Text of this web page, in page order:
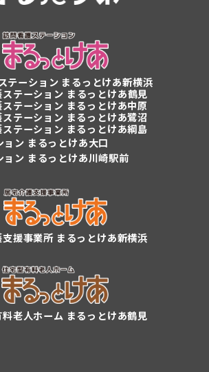
テーション まるっとけあ新横浜
テーション まるっとけあ鶴見
テーション まるっとけあ中原
テーション まるっとけあ鷺沼
テーション まるっとけあ綱島
ン まるっとけあ大口
ョン まるっとけあ川崎駅前
支援事業所 まるっとけあ新横浜
老人ホーム まるっとけあ鶴見